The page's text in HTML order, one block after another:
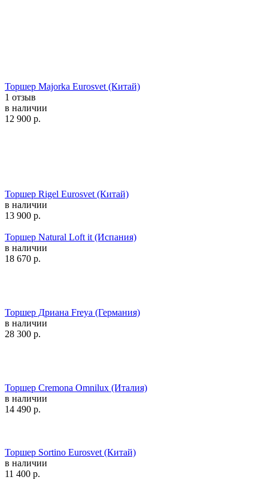
Торшер Majorka Eurosvet (Китай)
1 отзыв
в наличии
12 900 р.
Торшер Rigel Eurosvet (Китай)
в наличии
13 900 р.
Торшер Natural Loft it (Испания)
в наличии
18 670 р.
Торшер Дриана Freya (Германия)
в наличии
28 300 р.
Торшер Cremona Omnilux (Италия)
в наличии
14 490 р.
Торшер Sortino Eurosvet (Китай)
в наличии
11 400 р.